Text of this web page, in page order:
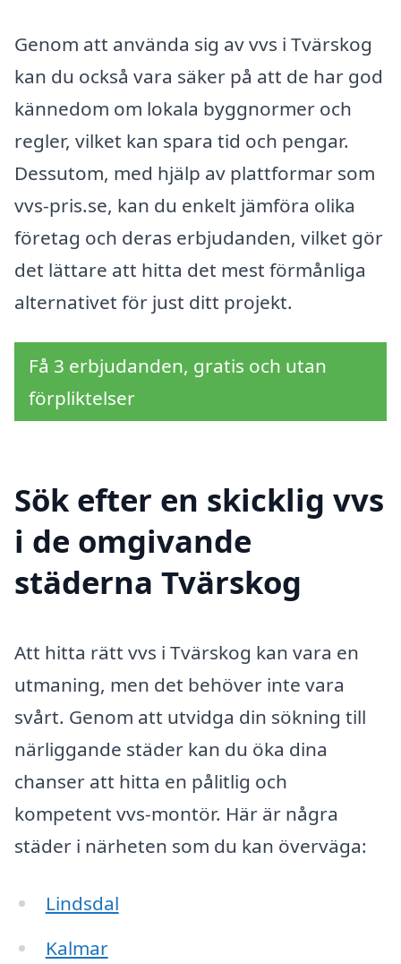
Genom att använda sig av vvs i Tvärskog
kan du också vara säker på att de har god
kännedom om lokala byggnormer och
regler, vilket kan spara tid och pengar.
Dessutom, med hjälp av plattformar som
vvs-pris.se, kan du enkelt jämföra olika
företag och deras erbjudanden, vilket gör
det lättare att hitta det mest förmånliga
alternativet för just ditt projekt.
Få 3 erbjudanden, gratis och utan
förpliktelser
Sök efter en skicklig vvs
i de omgivande
städerna Tvärskog
Att hitta rätt vvs i Tvärskog kan vara en
utmaning, men det behöver inte vara
svårt. Genom att utvidga din sökning till
närliggande städer kan du öka dina
chanser att hitta en pålitlig och
kompetent vvs-montör. Här är några
städer i närheten som du kan överväga:
Lindsdal
Kalmar